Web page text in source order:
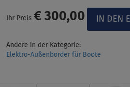
Ihr Preis € 300,00
Andere in der Kategorie:
Elektro-Außenborder für Boote